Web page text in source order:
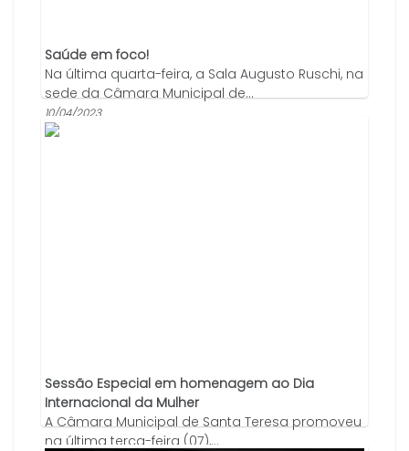
Saúde em foco!
Na última quarta-feira, a Sala Augusto Ruschi, na
sede da Câmara Municipal de...
10/04/2023
Sessão Especial em homenagem ao Dia
Internacional da Mulher
A Câmara Municipal de Santa Teresa promoveu
na última terça-feira (07),...